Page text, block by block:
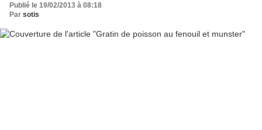
Publié le 19/02/2013 à 08:18
Par sotis